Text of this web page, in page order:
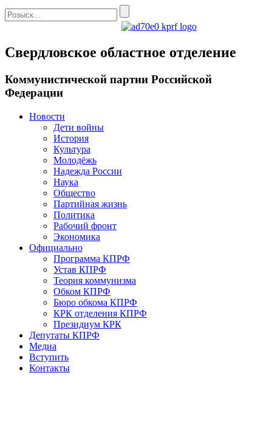
Свердловское областное отделение
Коммунистической партии Российской
Федерации
Новости
Дети войны
История
Культура
Молодёжь
Надежда России
Наука
Общество
Партийная жизнь
Политика
Рабочий фронт
Экономика
Официально
Программа КПРФ
Устав КПРФ
Теория коммунизма
Обком КПРФ
Бюро обкома КПРФ
КРК отделения КПРФ
Президиум КРК
Депутаты КПРФ
Медиа
Вступить
Контакты